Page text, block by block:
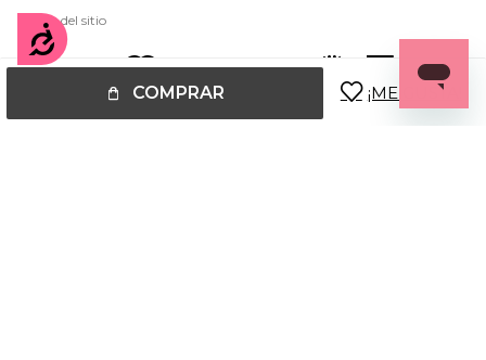
Accesibilidad
COMPRAR
Mapa del sitio